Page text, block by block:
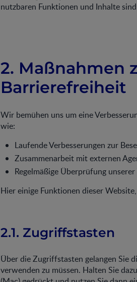
nutzbaren Funktionen und Inhalte
2. Maßnahmen
Barrierefreiheit
Wir bemühen uns um eine
wie:
Laufende Verbesserungen zur
Zusammenarbeit mit externen
Regelmäßige Überprüfung
Hier einige Funktionen dieser
2.1. Zugriffstasten
Über die Zugriffstasten gelangen Sie
verwenden zu müssen. Halten Sie